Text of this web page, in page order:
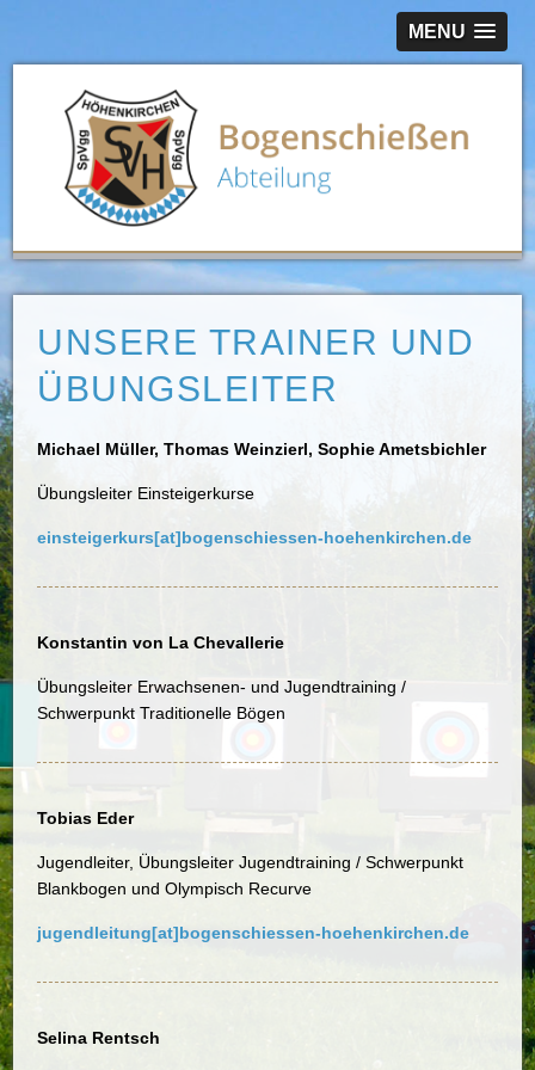
MENU
UNSERE TRAINER UND
ÜBUNGSLEITER
Michael Müller, Thomas Weinzierl, Sophie Ametsbichler
Übungsleiter Einsteigerkurse
einsteigerkurs[at]bogenschiessen-hoehenkirchen.de
Konstantin von La Chevallerie
Übungsleiter Erwachsenen- und Jugendtraining /
Schwerpunkt Traditionelle Bögen
Tobias Eder
Jugendleiter, Übungsleiter Jugendtraining / Schwerpunkt
Blankbogen und Olympisch Recurve
jugendleitung[at]bogenschiessen-hoehenkirchen.de
Selina Rentsch